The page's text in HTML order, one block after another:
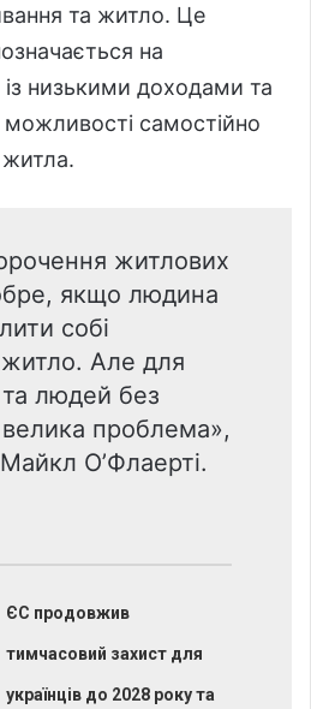
та житло. Це
на
низькими доходами та
можливості самостійно
житлових
якщо людина
собі
Але для
та людей без
проблема»,
О’Флаерті.
ЄС продовжив
тимчасовий захист для
українців до 2028 року та